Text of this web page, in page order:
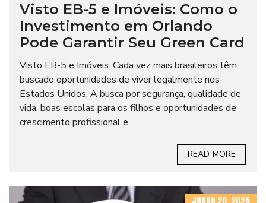
Visto EB-5 e Imóveis: Como o
Investimento em Orlando
Pode Garantir Seu Green Card
Visto EB-5 e Imóveis: Cada vez mais brasileiros têm
buscado oportunidades de viver legalmente nos
Estados Unidos. A busca por segurança, qualidade de
vida, boas escolas para os filhos e oportunidades de
crescimento profissional e...
READ MORE